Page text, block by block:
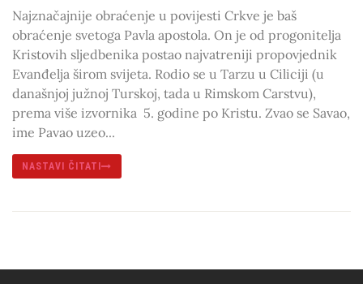
Najznačajnije obraćenje u povijesti Crkve je baš
obraćenje svetoga Pavla apostola. On je od progonitelja
Kristovih sljedbenika postao najvatreniji propovjednik
Evanđelja širom svijeta. Rodio se u Tarzu u Ciliciji (u
današnjoj južnoj Turskoj, tada u Rimskom Carstvu),
prema više izvornika 5. godine po Kristu. Zvao se Savao,
ime Pavao uzeo...
NASTAVI ČITATI